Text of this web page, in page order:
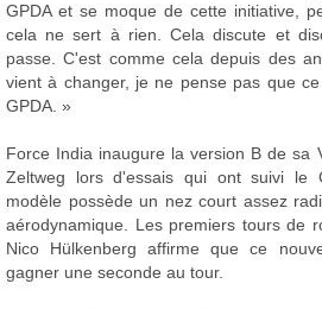
GPDA et se moque de cette initiative,
cela ne sert à rien. Cela discute et
passe. C'est comme cela depuis des
vient à changer, je ne pense pas que
GPDA. »
Force India inaugure la version B de sa
Zeltweg lors d'essais qui ont suivi le
modèle possède un nez court assez
aérodynamique. Les premiers tours de
Nico Hülkenberg affirme que ce
gagner une seconde au tour.